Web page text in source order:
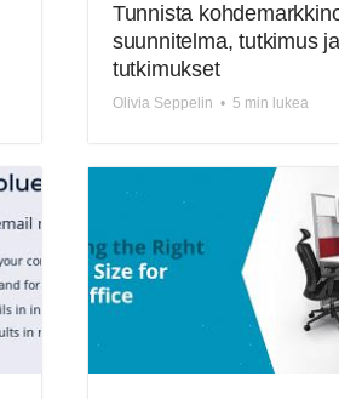
Tunnista
suunnitelma, tutkimus ja
tutkimukset
Olivia Seppelin • 5 min lukea